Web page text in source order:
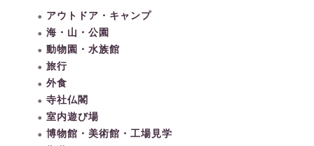
アウトドア・キャンプ
海・山・公園
動物園・水族館
旅行
外食
寺社仏閣
室内遊び場
博物館・美術館・工場見学